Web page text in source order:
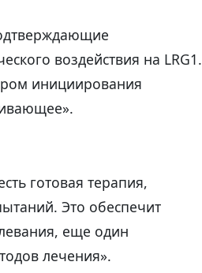
воздействия на LRG1.
инициирования
готовая терапия,
Это обеспечит
еще один
лечения».